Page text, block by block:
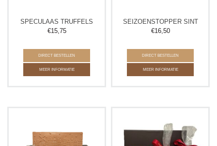
SPECULAAS TRUFFELS
€15,75
DIRECT BESTELLEN
MEER INFORMATIE
SEIZOENSTOPPER SINT
€16,50
DIRECT BESTELLEN
MEER INFORMATIE